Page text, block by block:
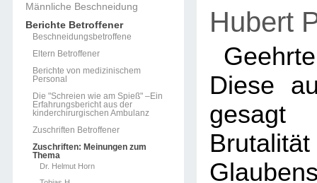
Männliche Beschneidung
Berichte Betroffener
Beschneidungsbetroffene
Eltern Betroffener
Berichte von medizinischem
Personal
Die "Schreien wie am Spieß" –Ein
Erfahrungsbericht aus der
kinderchirurgischen Ambulanz
Zuschriften Betroffener
Zuschriften: Meinungen zum
Thema
Dr. Helmut Horn
Hubert
Diese
gesagt